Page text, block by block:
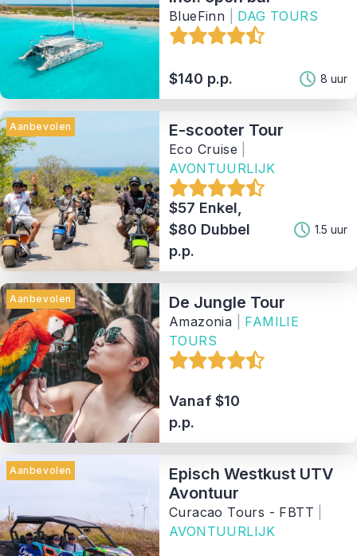
BlueFinn DAG TOURS
$140 p.p. 8 uur
Aanbevolen E-scooter Tour
Eco Cruise
AVONTUURLIJK
$57 Enkel,
$80 Dubbel
p.p.
1.5 uur
Aanbevolen De Jungle Tour
Amazonia
FAMILIE
TOURS
Vanaf $10
p.p.
Aanbevolen
Episch Westkust UTV
Avontuur
Curacao Tours - FBTT
AVONTUURLIJK